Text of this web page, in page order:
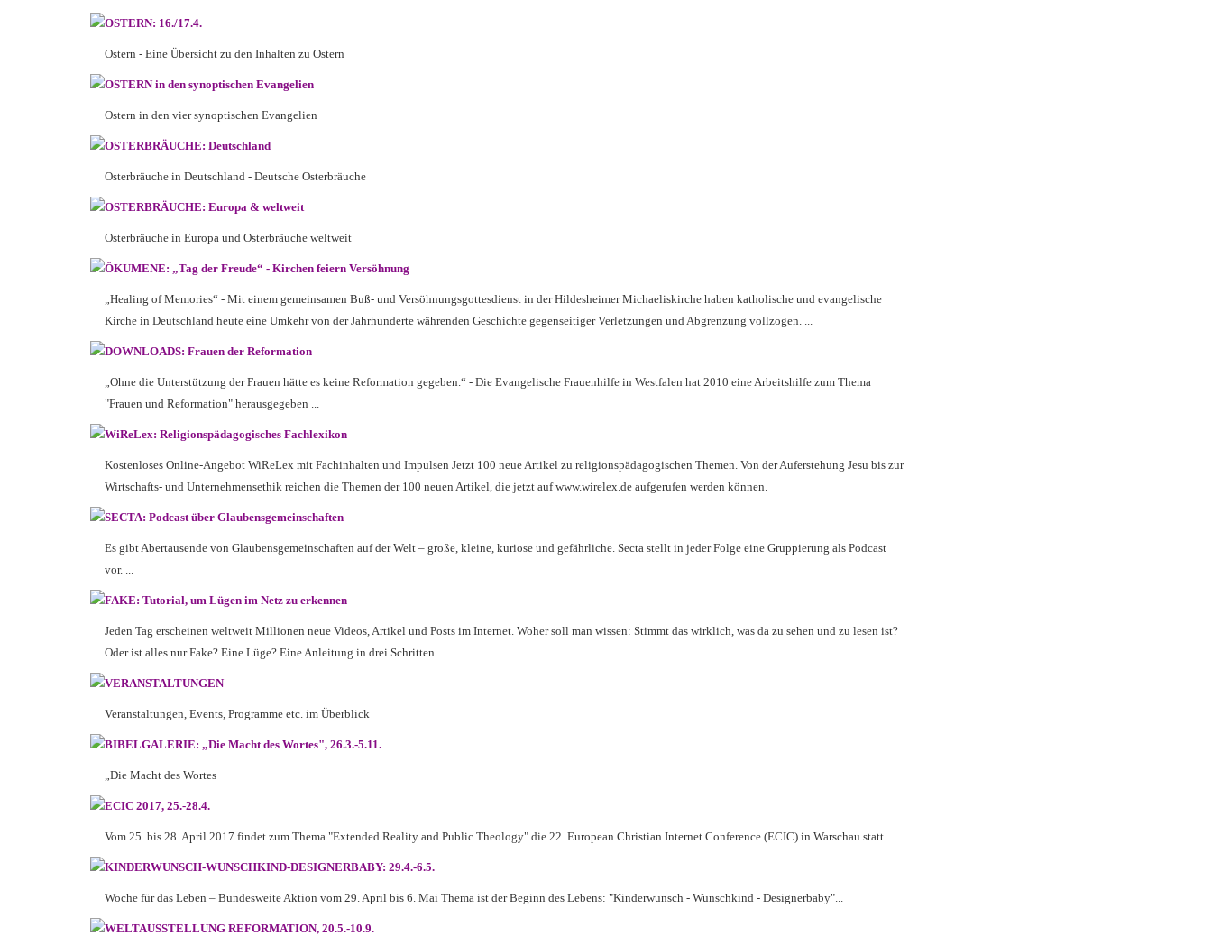
OSTERN: 16./17.4.
Ostern - Eine Übersicht zu den Inhalten zu Ostern
OSTERN in den synoptischen Evangelien
Ostern in den vier synoptischen Evangelien
OSTERBRÄUCHE: Deutschland
Osterbräuche in Deutschland - Deutsche Osterbräuche
OSTERBRÄUCHE: Europa & weltweit
Osterbräuche in Europa und Osterbräuche weltweit
ÖKUMENE: „Tag der Freude“ - Kirchen feiern Versöhnung
„Healing of Memories“ - Mit einem gemeinsamen Buß- und Versöhnungsgottesdienst in der Hildesheimer Michaeliskirche haben katholische und evangelische
Kirche in Deutschland heute eine Umkehr von der Jahrhunderte währenden Geschichte gegenseitiger Verletzungen und Abgrenzung vollzogen. ...
DOWNLOADS: Frauen der Reformation
„Ohne die Unterstützung der Frauen hätte es keine Reformation gegeben.“ - Die Evangelische Frauenhilfe in Westfalen hat 2010 eine Arbeitshilfe zum Thema
"Frauen und Reformation" herausgegeben ...
WiReLex: Religionspädagogisches Fachlexikon
Kostenloses Online-Angebot WiReLex mit Fachinhalten und Impulsen Jetzt 100 neue Artikel zu religionspädagogischen Themen. Von der Auferstehung Jesu bis zur
Wirtschafts- und Unternehmensethik reichen die Themen der 100 neuen Artikel, die jetzt auf www.wirelex.de aufgerufen werden können.
SECTA: Podcast über Glaubensgemeinschaften
Es gibt Abertausende von Glaubensgemeinschaften auf der Welt – große, kleine, kuriose und gefährliche. Secta stellt in jeder Folge eine Gruppierung als Podcast
vor. ...
FAKE: Tutorial, um Lügen im Netz zu erkennen
Jeden Tag erscheinen weltweit Millionen neue Videos, Artikel und Posts im Internet. Woher soll man wissen: Stimmt das wirklich, was da zu sehen und zu lesen ist?
Oder ist alles nur Fake? Eine Lüge? Eine Anleitung in drei Schritten. ...
VERANSTALTUNGEN
Veranstaltungen, Events, Programme etc. im Überblick
BIBELGALERIE: „Die Macht des Wortes", 26.3.-5.11.
„Die Macht des Wortes
ECIC 2017, 25.-28.4.
Vom 25. bis 28. April 2017 findet zum Thema "Extended Reality and Public Theology" die 22. European Christian Internet Conference (ECIC) in Warschau statt. ...
KINDERWUNSCH-WUNSCHKIND-DESIGNERBABY: 29.4.-6.5.
Woche für das Leben – Bundesweite Aktion vom 29. April bis 6. Mai Thema ist der Beginn des Lebens: "Kinderwunsch - Wunschkind - Designerbaby"...
WELTAUSSTELLUNG REFORMATION, 20.5.-10.9.